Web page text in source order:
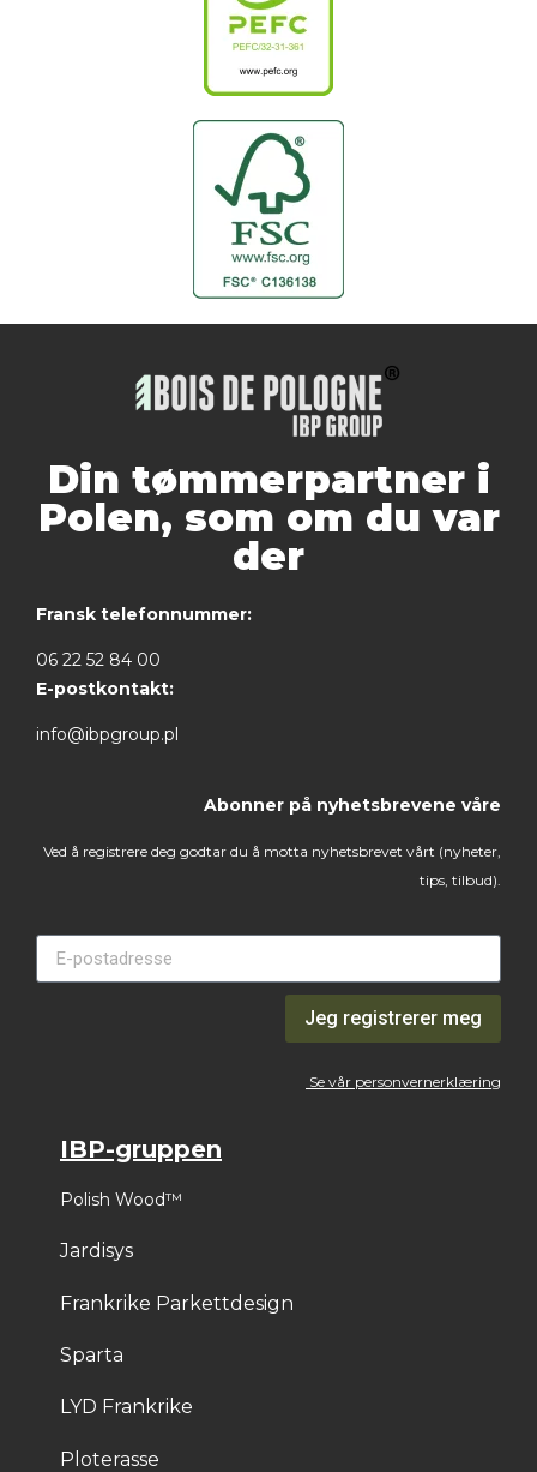
Din tømmerpartner i
Polen, som om du var
der
Fransk telefonnummer:
06 22 52 84 00
E-postkontakt:
info@ibpgroup.pl
Abonner på nyhetsbrevene våre
Ved å registrere deg godtar du å motta nyhetsbrevet vårt (nyheter,
tips, tilbud).
Jeg registrerer meg
Se vår personvernerklæring
IBP-gruppen
Polish Wood™
Jardisys
Frankrike Parkettdesign
Sparta
LYD Frankrike
Ploterasse